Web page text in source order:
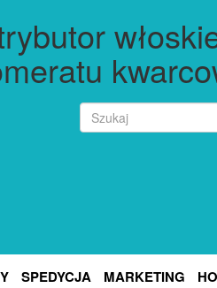
SPEDYCJA MARKETING